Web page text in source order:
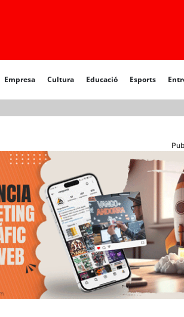
Empresa Cultura Educació Esports